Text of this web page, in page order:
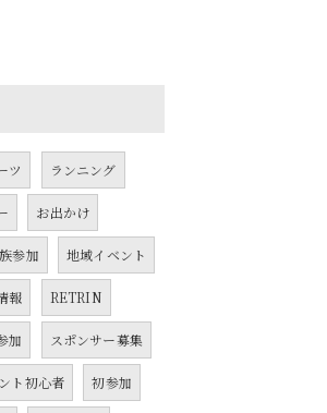
ツ ランニング
お出かけ
参加 地域イベント
報 RETRIN
加 スポンサー募集
ト初心者 初参加